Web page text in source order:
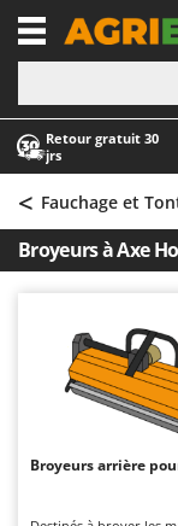
Retour gratuit 30
jrs
-1
A
Abris de
Aérateurs
Aspirateurs
Aspirateurs
Aspirateurs
Aspirateurs
Atomiseurs
A
AgriEuro
AgriEuro
AGT
Airmec
AL-KO
ALA 2000
< Fauchage et
Broyeurs à Axe
Broyeurs arrière